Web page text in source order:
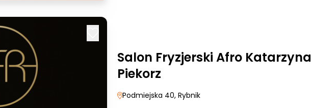
Salon Fryzjerski Afro Katarzyna
Piekorz
Podmiejska 40, Rybnik